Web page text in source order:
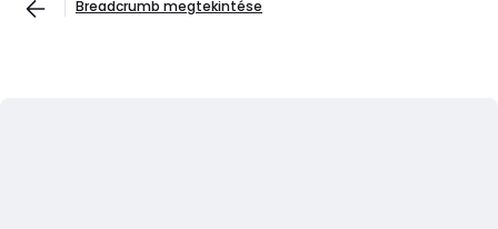
Breadcrumb megtekintése